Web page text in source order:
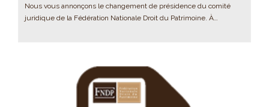
Nous vous annonçons le changement de présidence du comité
juridique de la Fédération Nationale Droit du Patrimoine. À…